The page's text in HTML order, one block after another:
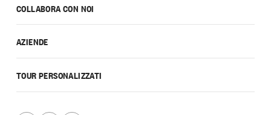
COLLABORA CON NOI
AZIENDE
TOUR PERSONALIZZATI